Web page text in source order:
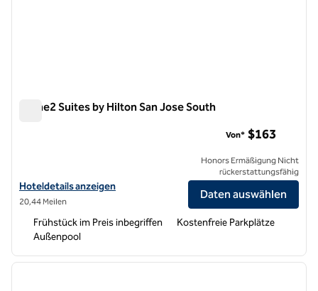
Home2 Suites by Hilton San Jose South
Hoteldetails für Home2 Suites by Hilton San Jose South anzeigen
Hoteldetails anzeigen
20,44 Meilen
Von* $163
Honors Ermäßigung Nicht
rückerstattungsfähig
Daten auswählen
Frühstück im Preis inbegriffen
Kostenfreie Parkplätze
Außenpool
1 von 12